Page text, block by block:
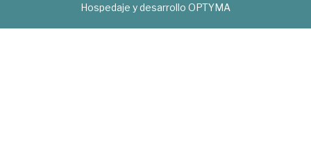
Hospedaje y desarrollo OPTYMA